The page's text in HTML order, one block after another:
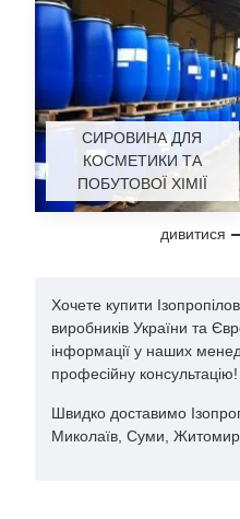
СИРОВИНА ДЛЯ
КОСМЕТИКИ ТА
ПОБУТОВОЇ ХІМІЇ
дивитися
Хочете купити
виробників України та
інформації у наших
професійну консультацію!
Швидко доставимо
Миколаїв, Суми, Житомир,